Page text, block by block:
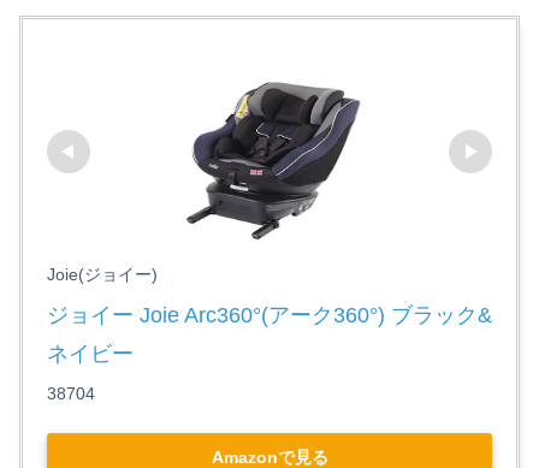
Joie(ジョイー)
ジョイー Joie Arc360°(アーク360°) ブラック&
ネイビー
38704
Amazonで見る